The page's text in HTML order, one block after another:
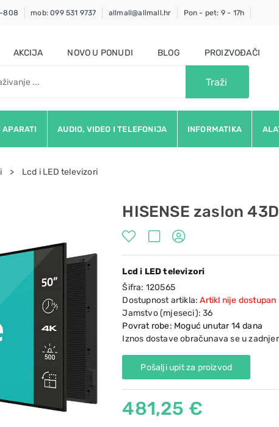
808 mob: 099 531 9737 allmall@allmall.hr Pon - pet: 9 - 17h
AKCIJA NOVO U PONUDI BLOG PROIZVOĐAČI
Traži
APARATI AUDIO, VIDEO I TELEFONIJA INFORMATIKA
Lcd i LED televizori
HISENSE zaslon
Lcd i LED televizori
Šifra: 120565
Dostupnost artikla:Artikl nije dostupan
Jamstvo (mjeseci):36
Povrat robe: Moguć unutar 14 dana
Iznos dostave obračunava se u
Pošalji upit za proizvod
481,25 €